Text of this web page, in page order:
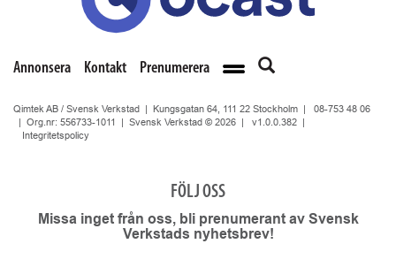
Annonsera Kontakt Prenumerera
Qimtek AB / Svensk Verkstad | Kungsgatan 64, 111 22 Stockholm | 08-753 48 06
| Org.nr: 556733-1011 | Svensk Verkstad © 2026 | v1.0.0.382
Integritetspolicy
FÖLJ OSS
Missa inget från oss, bli prenumerant av Svensk
Verkstads nyhetsbrev!